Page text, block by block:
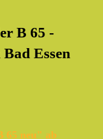
B 65 -
Essen
65 neu" ab